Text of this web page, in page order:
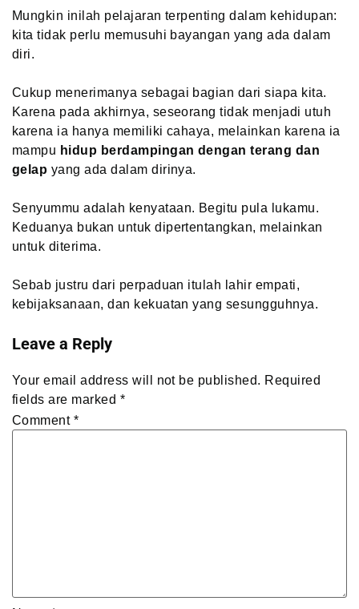
Mungkin inilah pelajaran terpenting dalam kehidupan:
kita tidak perlu memusuhi bayangan yang ada dalam
diri.
Cukup menerimanya sebagai bagian dari siapa kita.
Karena pada akhirnya, seseorang tidak menjadi utuh
karena ia hanya memiliki cahaya, melainkan karena ia
mampu hidup berdampingan dengan terang dan
gelap yang ada dalam dirinya.
Senyummu adalah kenyataan. Begitu pula lukamu.
Keduanya bukan untuk dipertentangkan, melainkan
untuk diterima.
Sebab justru dari perpaduan itulah lahir empati,
kebijaksanaan, dan kekuatan yang sesungguhnya.
Leave a Reply
Your email address will not be published. Required
fields are marked *
Comment *